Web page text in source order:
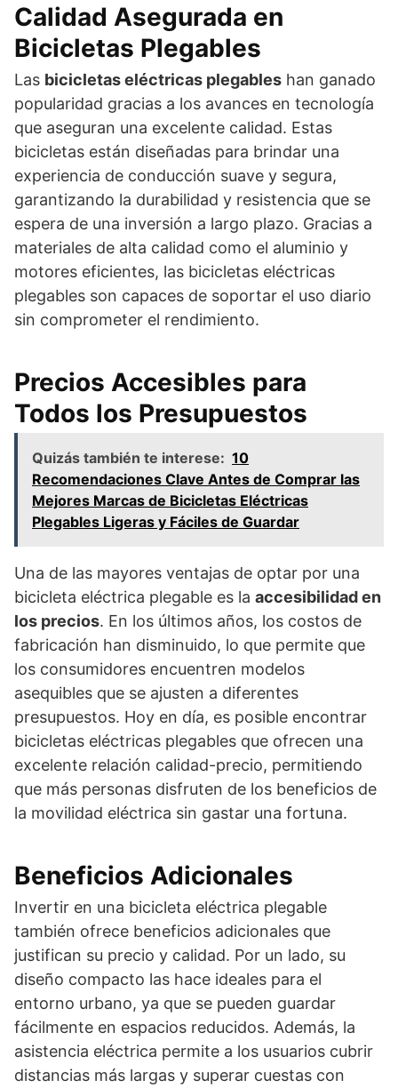
Calidad Asegurada en
Bicicletas Plegables
Las bicicletas eléctricas plegables han ganado
popularidad gracias a los avances en tecnología
que aseguran una excelente calidad. Estas
bicicletas están diseñadas para brindar una
experiencia de conducción suave y segura,
garantizando la durabilidad y resistencia que se
espera de una inversión a largo plazo. Gracias a
materiales de alta calidad como el aluminio y
motores eficientes, las bicicletas eléctricas
plegables son capaces de soportar el uso diario
sin comprometer el rendimiento.
Precios Accesibles para
Todos los Presupuestos
Quizás también te interese: 10
Recomendaciones Clave Antes de Comprar las
Mejores Marcas de Bicicletas Eléctricas
Plegables Ligeras y Fáciles de Guardar
Una de las mayores ventajas de optar por una
bicicleta eléctrica plegable es la accesibilidad en
los precios. En los últimos años, los costos de
fabricación han disminuido, lo que permite que
los consumidores encuentren modelos
asequibles que se ajusten a diferentes
presupuestos. Hoy en día, es posible encontrar
bicicletas eléctricas plegables que ofrecen una
excelente relación calidad-precio, permitiendo
que más personas disfruten de los beneficios de
la movilidad eléctrica sin gastar una fortuna.
Beneficios Adicionales
Invertir en una bicicleta eléctrica plegable
también ofrece beneficios adicionales que
justifican su precio y calidad. Por un lado, su
diseño compacto las hace ideales para el
entorno urbano, ya que se pueden guardar
fácilmente en espacios reducidos. Además, la
asistencia eléctrica permite a los usuarios cubrir
distancias más largas y superar cuestas con